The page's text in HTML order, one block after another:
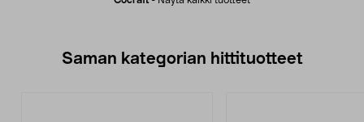
Saman kategorian hittituotteet